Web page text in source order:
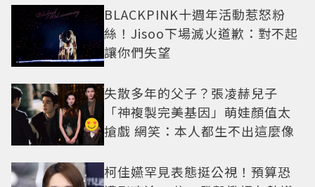
BLACKPINK十週年活動惹怒粉
絲！Jisoo下場滅火道歉：對不起
讓你們失望
失散多年的父子？張凌赫兒子
「神複製完美基因」萌娃顏值太
搶戲 網笑：本人都生不出這麼像
柯佳嬿罕見表態挺公視！預算恐